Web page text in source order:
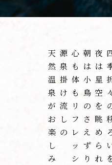
天
然
温
泉
が
お
楽
し
み
源
泉
掛
け
流
し
の
心
も
体
も
リ
フ
レ
ッ
シ
朝
は
小
鳥
の
さ
え
ず
り
夜
は
星
空
を
眺
め
ら
れ